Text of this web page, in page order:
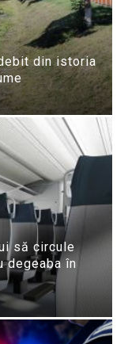
din istoria
să circule
degeaba în